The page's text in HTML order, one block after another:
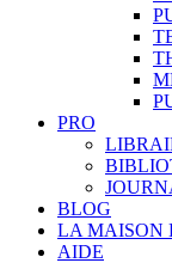
PRO
BLOG
LA MAISON
AIDE